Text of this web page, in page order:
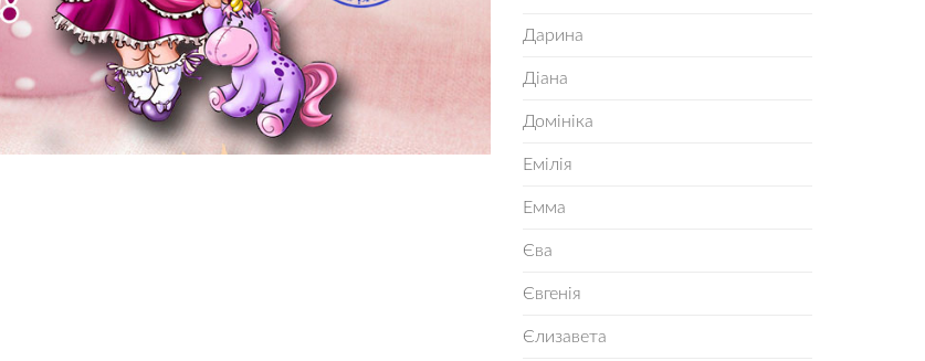
Дарина
Діана
Домініка
Емілія
Емма
Єва
Євгенія
Єлизавета